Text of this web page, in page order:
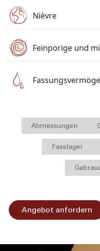
Nièvre
Feinporige und
Abmessungen
Fasslager
Angebot anfordern